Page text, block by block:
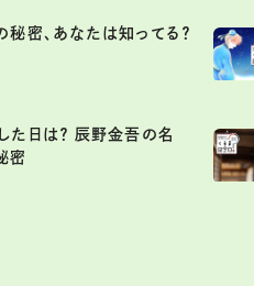
秘密、あなたは知ってる？
た日は？ 辰野金吾の名
密